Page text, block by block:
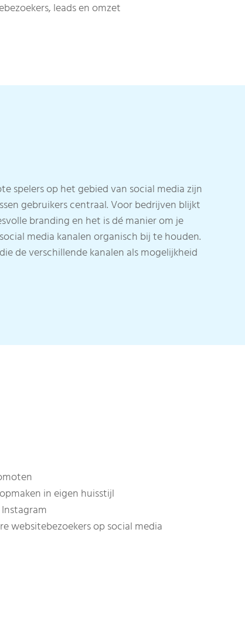
leads en omzet
spelers op het gebied van social media zijn
gebruikers centraal. Voor bedrijven blijkt
branding en het is dé manier om je
media kanalen organisch bij te houden.
de verschillende kanalen als mogelijkheid
in eigen huisstijl
websitebezoekers op social media